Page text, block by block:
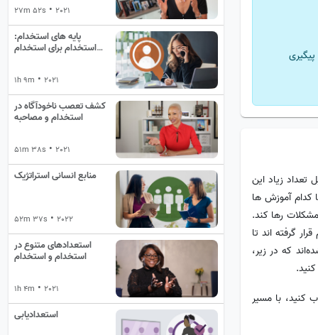
پیگیری
زیاد این
کدام آموزش ها
رها کند.
گرفته اند تا
که در زیر،
کنید، با مسیر
27m 52s •2021
پایه های استخدام:
استخدام برای استخدام
1h 9m •2021
کشف تعصب ناخودآگاه در
استخدام و مصاحبه
51m 38s •2021
منابع انسانی استراتژیک
52m 37s •2022
استعدادهای متنوع در
استخدام و استخدام
1h 4m •2021
استعدادیابی